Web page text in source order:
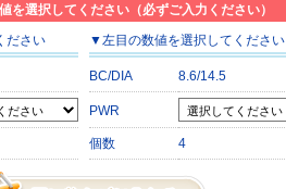
を選択してください（必ずご入力ください）
ださい ▼左目の数値を選択してください
BC/DIA 8.6/14.5
PWR
個数 4